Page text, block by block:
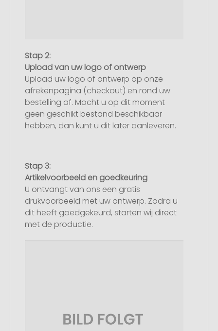
Stap 2:
Upload van uw logo of ontwerp
Upload uw logo of ontwerp op onze
afrekenpagina (checkout) en rond uw
bestelling af. Mocht u op dit moment
geen geschikt bestand beschikbaar
hebben, dan kunt u dit later aanleveren.
Stap 3:
Artikelvoorbeeld en goedkeuring
U ontvangt van ons een gratis
drukvoorbeeld met uw ontwerp. Zodra u
dit heeft goedgekeurd, starten wij direct
met de productie.